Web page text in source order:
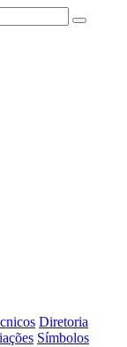
Diretoria
Símbolos